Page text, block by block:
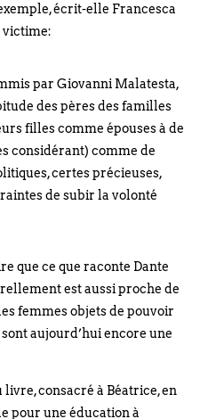
écrit-elle Francesca
victime:
par Giovanni Malatesta,
des pères des familles
filles comme épouses à de
considérant) comme de
certes précieuses,
de subir la volonté
que ce que raconte Dante
est aussi proche de
femmes objets de pouvoir
aujourd’hui encore une
consacré à Béatrice, en
pour une éducation à